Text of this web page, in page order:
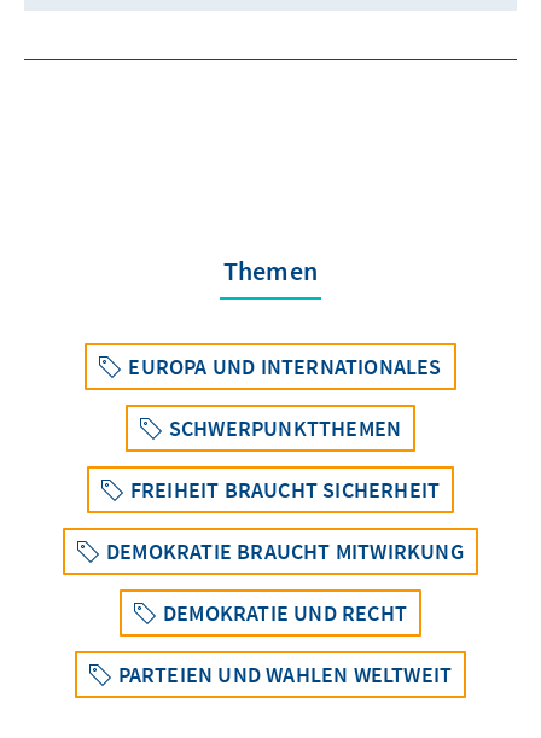
Themen
EUROPA UND INTERNATIONALES
SCHWERPUNKTTHEMEN
FREIHEIT BRAUCHT SICHERHEIT
DEMOKRATIE BRAUCHT MITWIRKUNG
DEMOKRATIE UND RECHT
PARTEIEN UND WAHLEN WELTWEIT